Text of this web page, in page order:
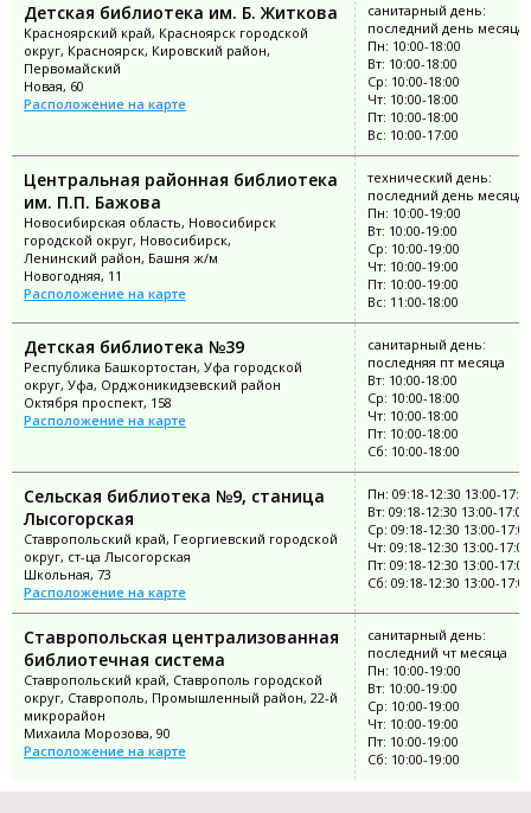
Детская библиотека им. Б. Житкова
Красноярский край, Красноярск городской
округ, Красноярск, Кировский район,
Первомайский
Новая, 60
Расположение на карте
санитарный день:
последний день месяца
Пн: 10:00-18:00
Вт: 10:00-18:00
Ср: 10:00-18:00
Чт: 10:00-18:00
Пт: 10:00-18:00
Вс: 10:00-17:00
Центральная районная библиотека
им. П.П. Бажова
Новосибирская область, Новосибирск
городской округ, Новосибирск,
Ленинский район, Башня ж/м
Новогодняя, 11
Расположение на карте
технический день:
последний день месяца
Пн: 10:00-19:00
Вт: 10:00-19:00
Ср: 10:00-19:00
Чт: 10:00-19:00
Пт: 10:00-19:00
Вс: 11:00-18:00
Детская библиотека №39
Республика Башкортостан, Уфа городской
округ, Уфа, Орджоникидзевский район
Октября проспект, 158
Расположение на карте
санитарный день:
последняя пт месяца
Вт: 10:00-18:00
Ср: 10:00-18:00
Чт: 10:00-18:00
Пт: 10:00-18:00
Сб: 10:00-18:00
Сельская библиотека №9, станица
Лысогорская
Ставропольский край, Георгиевский городской
округ, ст-ца Лысогорская
Школьная, 73
Расположение на карте
Пн: 09:18-12:30 13:00-
Вт: 09:18-12:30 13:00-17:00
Ср: 09:18-12:30 13:00-17:00
Чт: 09:18-12:30 13:00-17:00
Пт: 09:18-12:30 13:00-17:00
Сб: 09:18-12:30 13:00-17:00
Ставропольская централизованная
библиотечная система
Ставропольский край, Ставрополь городской
округ, Ставрополь, Промышленный район, 22-й
микрорайон
Михаила Морозова, 90
Расположение на карте
санитарный день:
последний чт месяца
Пн: 10:00-19:00
Вт: 10:00-19:00
Ср: 10:00-19:00
Чт: 10:00-19:00
Пт: 10:00-19:00
Сб: 10:00-19:00